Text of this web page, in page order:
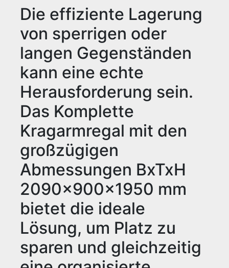
Die effiziente Lagerung
von sperrigen oder
langen Gegenständen
kann eine echte
Herausforderung sein.
Das Komplette
Kragarmregal mit den
großzügigen
Abmessungen BxTxH
2090x900x1950 mm
bietet die ideale
Lösung, um Platz zu
sparen und gleichzeitig